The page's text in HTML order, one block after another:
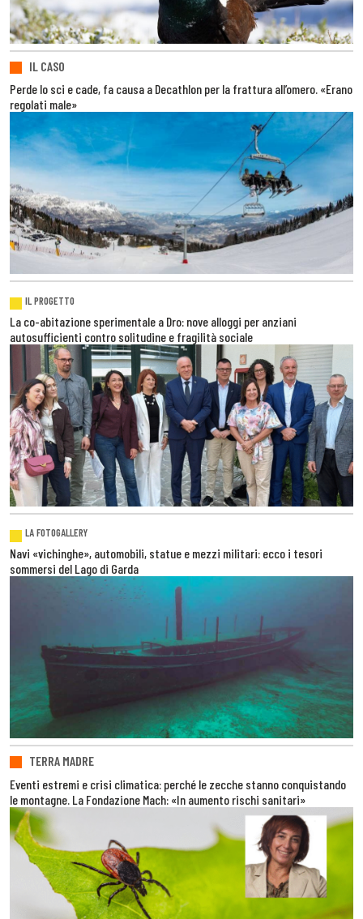
IL CASO
Perde lo sci e cade, fa causa a Decathlon per la frattura all’omero. «Erano
regolati male»
IL PROGETTO
La co-abitazione sperimentale a Dro: nove alloggi per anziani
autosufficienti contro solitudine e fragilità sociale
LA FOTOGALLERY
Navi «vichinghe», automobili, statue e mezzi militari: ecco i tesori
sommersi del Lago di Garda
TERRA MADRE
Eventi estremi e crisi climatica: perché le zecche stanno conquistando
le montagne. La Fondazione Mach: «In aumento rischi sanitari»